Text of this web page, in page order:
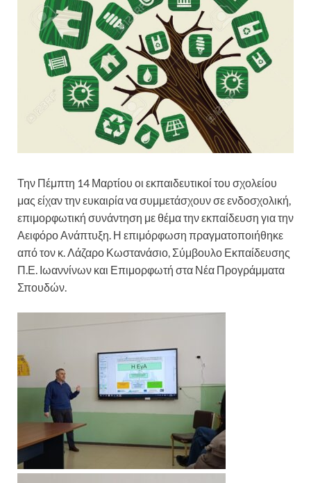
Την Πέμπτη 14 Μαρτίου οι εκπαιδευτικοί του σχολείου
μας είχαν την ευκαιρία να συμμετάσχουν σε ενδοσχολική,
επιμορφωτική συνάντηση με θέμα την εκπαίδευση για την
Αειφόρο Ανάπτυξη. Η επιμόρφωση πραγματοποιήθηκε
από τον κ. Λάζαρο Κωστανάσιο, Σύμβουλο Εκπαίδευσης
Π.Ε. Ιωαννίνων και Επιμορφωτή στα Νέα Προγράμματα
Σπουδών.